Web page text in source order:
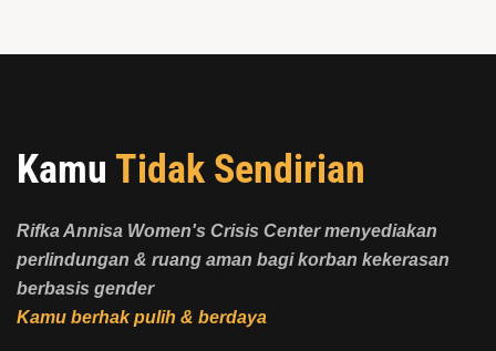
Kamu Tidak Sendirian
Rifka Annisa Women's Crisis Center menyediakan
perlindungan & ruang aman bagi korban kekerasan
berbasis gender
Kamu berhak pulih & berdaya